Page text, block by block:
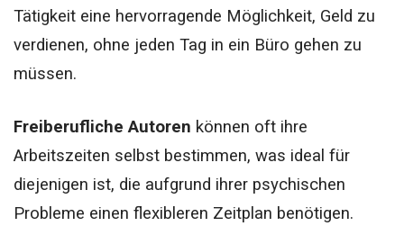
Tätigkeit eine hervorragende Möglichkeit, Geld zu
verdienen, ohne jeden Tag in ein Büro gehen zu
müssen.
Freiberufliche Autoren können oft ihre
Arbeitszeiten selbst bestimmen, was ideal für
diejenigen ist, die aufgrund ihrer psychischen
Probleme einen flexibleren Zeitplan benötigen.